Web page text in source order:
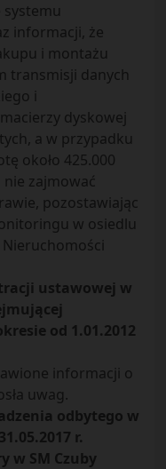
informacji, że
i montażu
transmisji danych
i
dyskowej
a w przypadku
około 425.000
nie zajmować
pozostawiając
w osiedlu
ustawowej w
od 1.01.2012
informacji o
uwag.
odbytego w
r.
w SM Czuby